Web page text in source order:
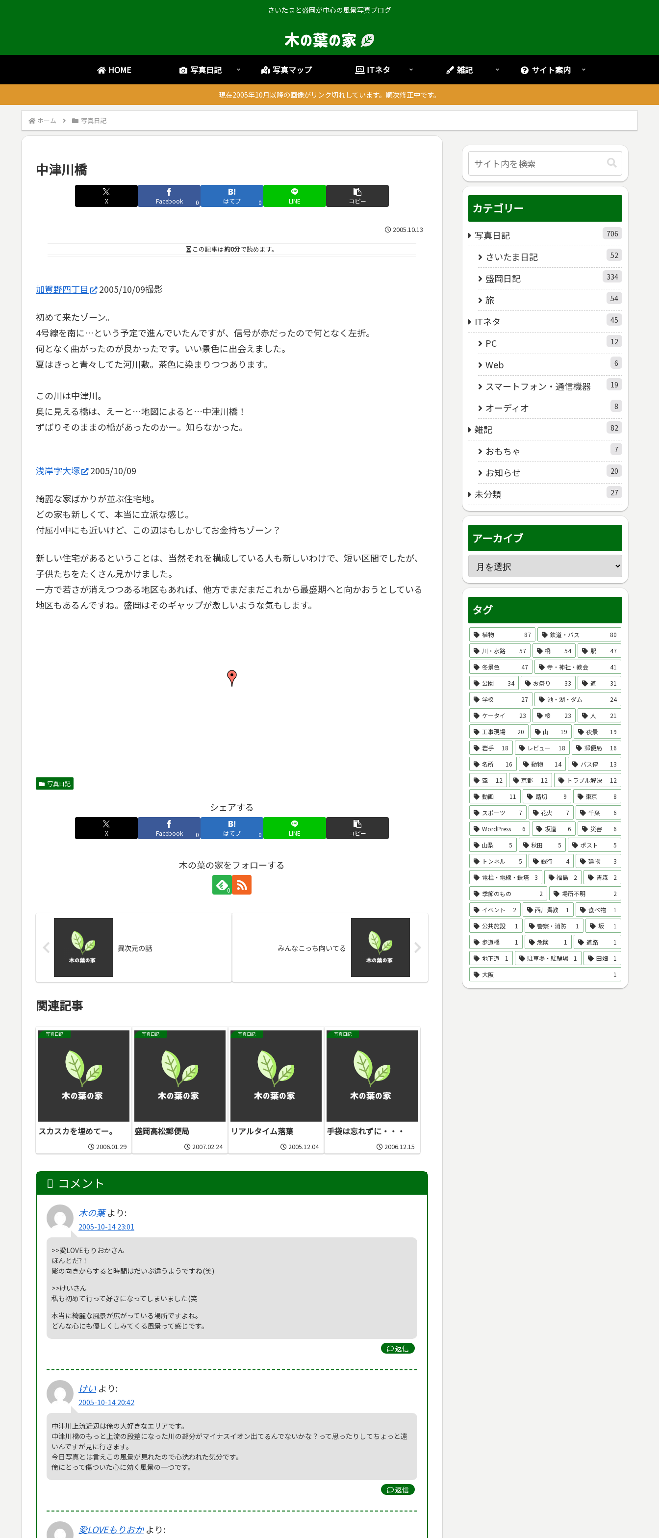
さいたまと盛岡が中心の風景写真ブログ
HOME 写真日記 写真マップ ITネタ 雑記 サイト案内
現在2005年10月以降の画像がリンク切れしています。順次修正中です。
ホーム 写真日記
中津川橋
X Facebook 0 はてブ 0 LINE コピー
2005.10.13
この記事は約0分で読めます。
加賀野四丁目 2005/10/09撮影
初めて来たゾーン。
4号線を南に…という予定で進んでいたんですが、信号が赤だったので何となく左折。
何となく曲がったのが良かったです。いい景色に出会えました。
夏はきっと青々してた河川敷。茶色に染まりつつあります。
この川は中津川。
奥に見える橋は、えーと…地図によると…中津川橋！
ずばりそのままの橋があったのかー。知らなかった。
浅岸字大塚 2005/10/09
綺麗な家ばかりが並ぶ住宅地。
どの家も新しくて、本当に立派な感じ。
付属小中にも近いけど、この辺はもしかしてお金持ちゾーン？
新しい住宅があるということは、当然それを構成している人も新しいわけで、短い区間でしたが、
子供たちをたくさん見かけました。
一方で若さが消えつつある地区もあれば、他方でまだまだこれから最盛期へと向かおうとしている
地区もあるんですね。盛岡はそのギャップが激しいような気もします。
写真日記
シェアする
X Facebook 0 はてブ 0 LINE コピー
木の葉の家をフォローする
0
異次元の話 みんなこっち向いてる
関連記事
写真日記
スカスカを埋めてー。
2006.01.29
写真日記
盛岡高松郵便局
2007.02.24
写真日記
リアルタイム落葉
2005.12.04
写真日記
手袋は忘れずに・・・
2006.12.15
コメント
木の葉 より:
2005-10-14 23:01
>>愛LOVEもりおかさん
ほんとだ?！
影の向きからすると時間はだいぶ違うようですね(笑)
>>けいさん
私も初めて行って好きになってしまいました(笑
本当に綺麗な風景が広がっている場所ですよね。
どんな心にも優しくしみてくる風景って感じです。
返信
けい より:
2005-10-14 20:42
中津川上流近辺は俺の大好きなエリアです。
中津川橋のもっと上流の段差になった川の部分がマイナスイオン出てるんでないかな？って思ったりしてちょっと遠
いんですが見に行きます。
今日写真とは言えこの風景が見れたので心洗われた気分です。
俺にとって傷ついた心に効く風景の一つです。
返信
愛LOVEもりおか より:
カテゴリー
写真日記 706
さいたま日記 52
盛岡日記 334
旅 54
ITネタ 45
PC 12
Web 6
スマートフォン・通信機器 19
オーディオ 8
雑記 82
おもちゃ 7
お知らせ 20
未分類 27
アーカイブ
タグ
植物 87 鉄道・バス
80
川・水路
57 橋 54 駅
47
冬景色
47 寺・神社・教会
41
公園
34 お祭り 33 道
31
学校
27 池・湖・ダム
24
ケータイ
23 桜 23 人
21
工事現場
20 山 19 夜景
19
岩手
18 レビュー 18 郵便局
16
名所
16 動物 14 バス停
13
空
12 京都 12 トラブル解決
12
動画
11 踏切 9 東京
8
スポーツ
7 花火 7 千葉
6
WordPress
6 坂道 6 災害
6
山梨
5 秋田 5 ポスト
5
トンネル
5 銀行 4 建物
3
電柱・電線・鉄塔
3 福島 2 青森
2
季節のもの
2 場所不明
2
イベント
2 西川貴教 1 食べ物
1
公共施設
1 警察・消防 1 坂
1
歩道橋
1 危険 1 道路
1
地下道
1 駐車場・駐輪場 1 田畑
1
大阪
1